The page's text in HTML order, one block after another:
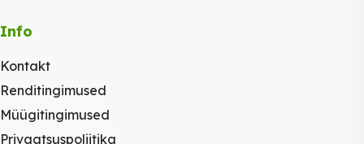
Info
Kontakt
Renditingimused
Müügitingimused
Privaatsuspoliitika